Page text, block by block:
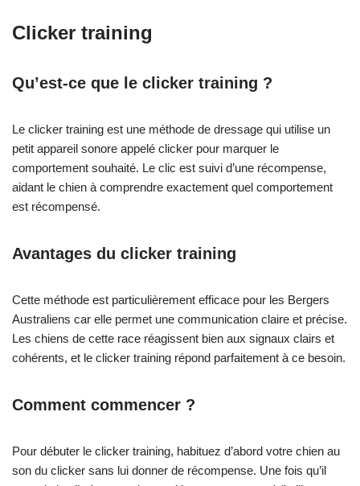
Clicker training
Qu’est-ce que le clicker training ?
Le clicker training est une méthode de dressage qui utilise un
petit appareil sonore appelé clicker pour marquer le
comportement souhaité. Le clic est suivi d’une récompense,
aidant le chien à comprendre exactement quel comportement
est récompensé.
Avantages du clicker training
Cette méthode est particulièrement efficace pour les Bergers
Australiens car elle permet une communication claire et précise.
Les chiens de cette race réagissent bien aux signaux clairs et
cohérents, et le clicker training répond parfaitement à ce besoin.
Comment commencer ?
Pour débuter le clicker training, habituez d’abord votre chien au
son du clicker sans lui donner de récompense. Une fois qu’il